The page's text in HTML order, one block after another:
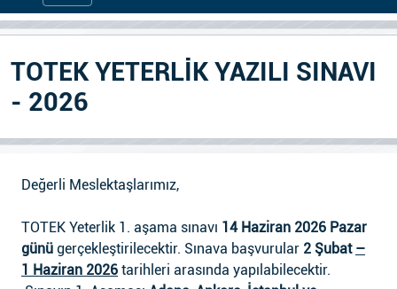
TOTEK YETERLİK YAZILI SINAVI
- 2026
Değerli Meslektaşlarımız,
TOTEK Yeterlik 1. aşama sınavı 14 Haziran 2026 Pazar
günü gerçekleştirilecektir. Sınava başvurular 2 Şubat –
1 Haziran 2026 tarihleri arasında yapılabilecektir.